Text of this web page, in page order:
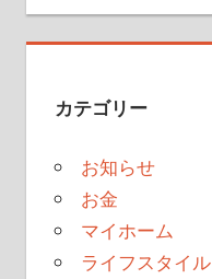
カテゴリー
お知らせ
お金
マイホーム
ライフスタイル